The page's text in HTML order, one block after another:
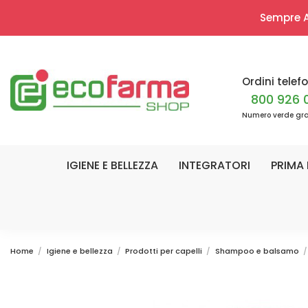
Sempre
Ordini
800 926
Numero verde
IGIENE E BELLEZZA INTEGRATORI PRIMA
Home Igiene e bellezza Prodotti per capelli Shampoo e balsamo